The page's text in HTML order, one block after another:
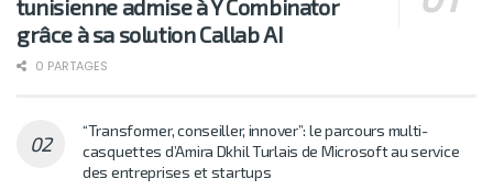
tunisienne admise à Y Combinator
grâce à sa solution Callab AI
0 PARTAGES
“Transformer, conseiller, innover”: le parcours multi-
casquettes d’Amira Dkhil Turlais de Microsoft au service
des entreprises et startups